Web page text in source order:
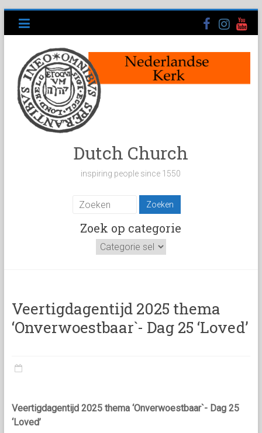
naar
inhoud
Dutch Church
inspiring people since 1550
Zoek op categorie
Zoek
op
Veertigdagentijd 2025 thema
‘Onverwoestbaar`- Dag 25 ‘Loved’
Veertigdagentijd 2025 thema ‘Onverwoestbaar`- Dag 25
‘Loved’